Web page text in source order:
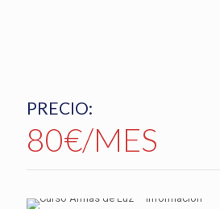
PRECIO:
80€/MES